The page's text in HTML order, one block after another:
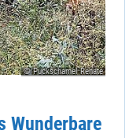
© Puckschamel Renate
Wunderbare